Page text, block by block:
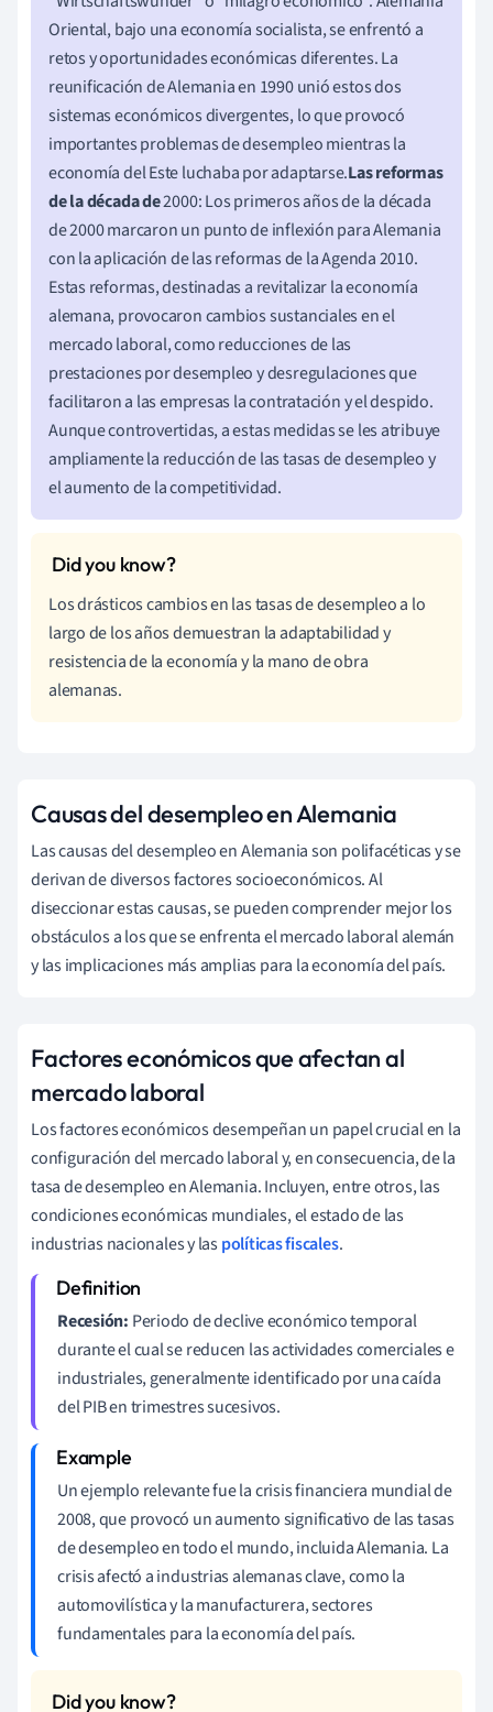
Oriental, bajo una economía socialista, se enfrentó a
retos y oportunidades económicas diferentes. La
reunificación de Alemania en 1990 unió estos dos
sistemas económicos divergentes, lo que provocó
importantes problemas de desempleo mientras la
economía del Este luchaba por adaptarse.Las reformas
de la década de2000: Los primeros años de la década
de 2000 marcaron un punto de inflexión para Alemania
con la aplicación de las reformas de la Agenda 2010.
Estas reformas, destinadas a revitalizar la economía
alemana, provocaron cambios sustanciales en el
mercado laboral, como reducciones de las
prestaciones por desempleo y desregulaciones que
facilitaron a las empresas la contratación y el despido.
Aunque controvertidas, a estas medidas se les atribuye
ampliamente la reducción de las tasas de desempleo y
el aumento de la competitividad.
Los drásticos cambios en las tasas de desempleo a lo
largo de los años demuestran la adaptabilidad y
resistencia de la economía y la mano de obra
alemanas.
Causas del desempleo en Alemania
Las causas del desempleo en Alemania son polifacéticas y se
derivan de diversos factores socioeconómicos. Al
diseccionar estas causas, se pueden comprender mejor los
obstáculos a los que se enfrenta el mercado laboral alemán
y las implicaciones más amplias para la economía del país.
Factores económicos que afectan al
mercado laboral
Los factores económicos desempeñan un papel crucial en la
configuración del mercado laboral y, en consecuencia, de la
tasa de desempleo en Alemania. Incluyen, entre otros, las
condiciones económicas mundiales, el estado de las
industrias nacionales y laspolíticas fiscales.
Recesión: Periodo de declive económico temporal
durante el cual se reducen las actividades comerciales e
industriales, generalmente identificado por una caída
del PIB en trimestres sucesivos.
Un ejemplo relevante fue la crisis financiera mundial de
2008, que provocó un aumento significativo de las tasas
de desempleo en todo el mundo, incluida Alemania. La
crisis afectó a industrias alemanas clave, como la
automovilística y la manufacturera, sectores
fundamentales para la economía del país.